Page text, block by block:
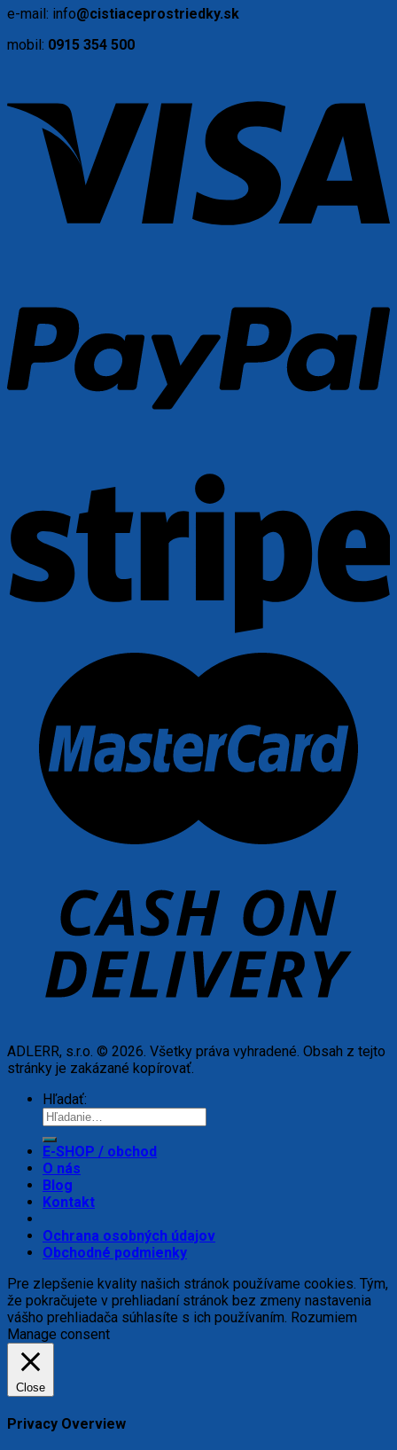
e-mail: info@cistiaceprostriedky.sk
mobil: 0915 354 500
ADLERR, s.r.o. © 2026. Všetky práva vyhradené. Obsah z tejto
stránky je zakázané kopírovať.
Hľadať:
E-SHOP / obchod
O nás
Blog
Kontakt
Ochrana osobných údajov
Obchodné podmienky
Pre zlepšenie kvality našich stránok používame cookies. Tým,
že pokračujete v prehliadaní stránok bez zmeny nastavenia
vášho prehliadača súhlasíte s ich používaním. Rozumiem
Manage consent
Close
Privacy Overview